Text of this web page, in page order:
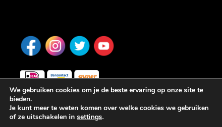
We gebruiken cookies om je de beste ervaring op onze site te
bieden.
Je kunt meer te weten komen over welke cookies we gebruiken
of ze uitschakelen in settings.